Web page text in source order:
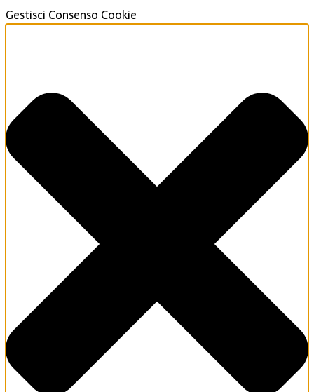
Gestisci Consenso Cookie